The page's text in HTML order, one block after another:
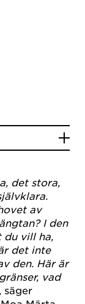
det stora,
av
I den
du vill ha,
det inte
den. Här är
vad
säger